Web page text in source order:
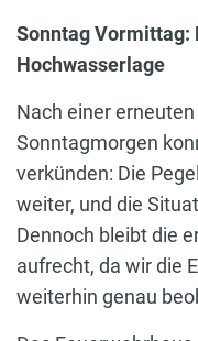
Sonntag Vormittag:
Hochwasserlage
Nach einer
Sonntagmorgen
verkünden: Die
weiter, und die
Dennoch bleibt die
aufrecht, da wir die
weiterhin genau